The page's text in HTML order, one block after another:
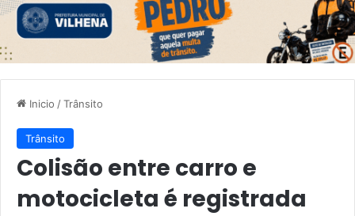
Inicio /Trânsito
Trânsito
Colisão entre carro e
motocicleta é registrada